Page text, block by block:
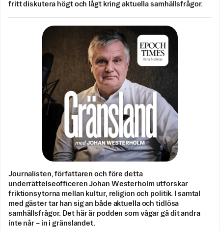
fritt diskutera högt och lågt kring aktuella samhällsfrågor.
Journalisten, författaren och före detta
underrättelseofficeren Johan Westerholm utforskar
friktionsytorna mellan kultur, religion och politik. I samtal
med gäster tar han sig an både aktuella och tidlösa
samhällsfrågor. Det här är podden som vågar gå dit andra
inte når – in i gränslandet.